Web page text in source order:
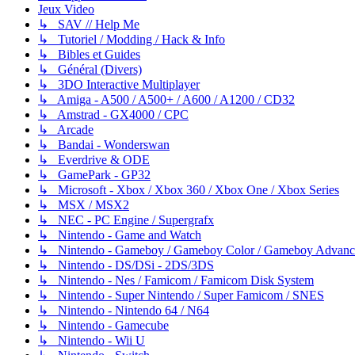
Jeux Video
↳ SAV // Help Me
↳ Tutoriel / Modding / Hack & Info
↳ Bibles et Guides
↳ Général (Divers)
↳ 3DO Interactive Multiplayer
↳ Amiga - A500 / A500+ / A600 / A1200 / CD32
↳ Amstrad - GX4000 / CPC
↳ Arcade
↳ Bandai - Wonderswan
↳ Everdrive & ODE
↳ GamePark - GP32
↳ Microsoft - Xbox / Xbox 360 / Xbox One / Xbox Series
↳ MSX / MSX2
↳ NEC - PC Engine / Supergrafx
↳ Nintendo - Game and Watch
↳ Nintendo - Gameboy / Gameboy Color / Gameboy
↳ Nintendo - DS/DSi - 2DS/3DS
↳ Nintendo - Nes / Famicom / Famicom Disk System
↳ Nintendo - Super Nintendo / Super Famicom / SNES
↳ Nintendo - Nintendo 64 / N64
↳ Nintendo - Gamecube
↳ Nintendo - Wii U